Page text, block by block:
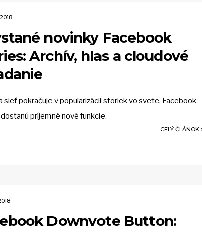
novinky Facebook
Archív, hlas a cloudové
sieť pokračuje v popularizácii storiek vo svete. Facebook
príjemné nové funkcie.
CELÝ ČLÁNOK
Downvote Button: